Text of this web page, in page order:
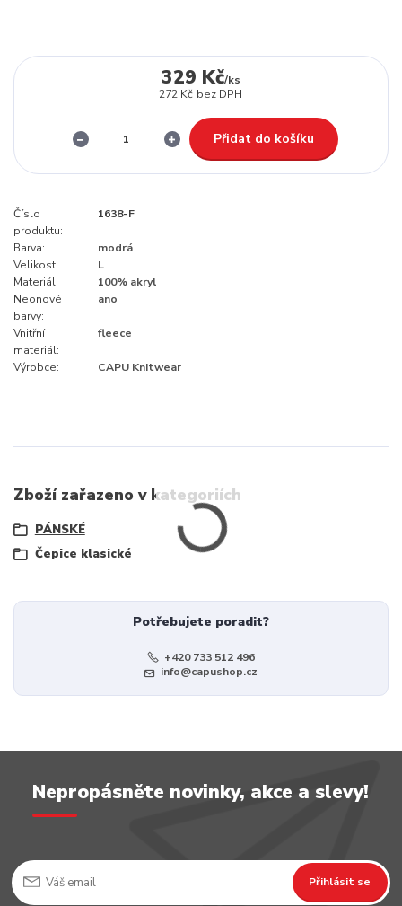
329 Kč/ks
272 Kč bez DPH
Přidat do košíku
Číslo
produktu:
1638-F
Barva:
modrá
Velikost:
L
Materiál:
100% akryl
Neonové
barvy:
ano
Vnitřní
materiál:
fleece
Výrobce: CAPU Knitwear
Zboží zařazeno v kategoriích
PÁNSKÉ
Čepice klasické
Potřebujete poradit?
+420 733 512 496
info@capushop.cz
Nepropásněte novinky, akce a slevy!
Přihlásit se